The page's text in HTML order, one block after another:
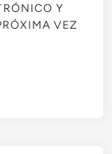
Y
VEZ